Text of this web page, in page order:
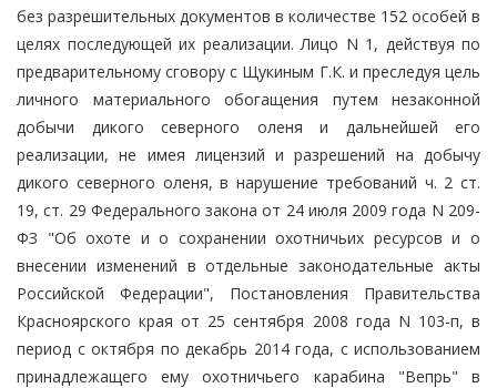
без разрешительных документов в количестве 152 особей в
целях последующей их реализации. Лицо N 1, действуя по
предварительному сговору с Щукиным Г.К. и преследуя цель
личного материального обогащения путем незаконной
добычи дикого северного оленя и дальнейшей его
реализации, не имея лицензий и разрешений на добычу
дикого северного оленя, в нарушение требований ч. 2 ст.
19, ст. 29 Федерального закона от 24 июля 2009 года N 209-
ФЗ "Об охоте и о сохранении охотничьих ресурсов и о
внесении изменений в отдельные законодательные акты
Российской Федерации", Постановления Правительства
Красноярского края от 25 сентября 2008 года N 103-п, в
период с октября по декабрь 2014 года, с использованием
принадлежащего ему охотничьего карабина "Вепрь" в